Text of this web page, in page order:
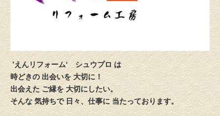
’えんリフォーム‘ シュウプロ は
時どきの 出会いを 大切に！
出会えた ご縁を 大切にしたい。
そんな 気持ちで 日々、仕事に 当たっております。